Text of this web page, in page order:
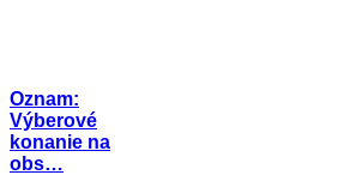
Oznam:
Výberové
konanie na
obs…